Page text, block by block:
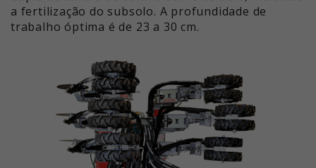
a fertilização do subsolo. A profundidade de
trabalho óptima é de 23 a 30 cm.
Tempo de
2 anos
Utilizado para obter o estado da
sessão.